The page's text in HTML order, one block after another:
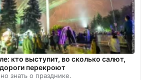
кто выступит, во сколько салют,
дороги перекроют
знать о празднике.